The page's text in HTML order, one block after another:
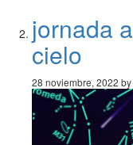
jornada
cielo
28 noviembre, 2022